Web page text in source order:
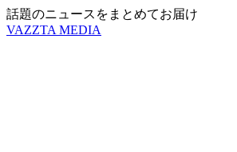
話題のニュースをまとめてお届け
VAZZTA MEDIA